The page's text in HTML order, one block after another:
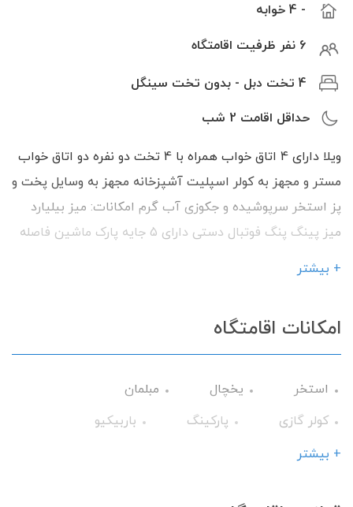
- 4 خوابه
6 نفر ظرفیت اقامتگاه
4 تخت دبل - بدون تخت سینگل
حداقل اقامت 2 شب
ویلا دارای 4 اتاق خواب همراه با 4 تخت دو نفره دو اتاق خواب
مستر و مجهز به کولر اسپلیت آشپزخانه مجهز به وسایل پخت و
پز استخر سرپوشیده و جکوزی آب گرم امکانات: میز بیلیارد
میز پینگ پنگ فوتبال دستی دارای 5 جایه پارک ماشین فاصله
+ بیشتر
امکانات اقامتگاه
استخر یخچال
مبلمان
کولر گازی
پارکینگ
باربیکیو
گرمایش
+ بیشتر